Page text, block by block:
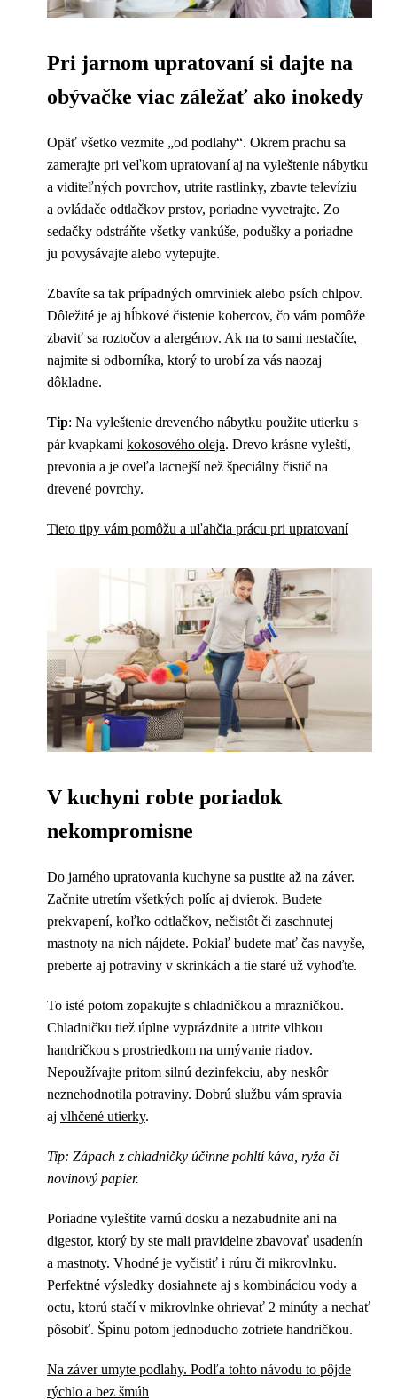
Pri jarnom upratovaní si dajte na
obývačke viac záležať ako inokedy
Opäť všetko vezmite „od podlahy“. Okrem prachu sa
zamerajte pri veľkom upratovaní aj na vyleštenie nábytku
a viditeľných povrchov, utrite rastlinky, zbavte televíziu
a ovládače odtlačkov prstov, poriadne vyvetrajte. Zo
sedačky odstráňte všetky vankúše, podušky a poriadne
ju povysávajte alebo vytepujte.
Zbavíte sa tak prípadných omrviniek alebo psích chlpov.
Dôležité je aj hĺbkové čistenie kobercov, čo vám pomôže
zbaviť sa roztočov a alergénov. Ak na to sami nestačíte,
najmite si odborníka, ktorý to urobí za vás naozaj
dôkladne.
Tip: Na vyleštenie dreveného nábytku použite utierku s
pár kvapkami kokosového oleja. Drevo krásne vyleští,
prevonia a je oveľa lacnejší než špeciálny čistič na
drevené povrchy.
Tieto tipy vám pomôžu a uľahčia prácu pri upratovaní
V kuchyni robte poriadok
nekompromisne
Do jarného upratovania kuchyne sa pustite až na záver.
Začnite utretím všetkých políc aj dvierok. Budete
prekvapení, koľko odtlačkov, nečistôt či zaschnutej
mastnoty na nich nájdete. Pokiaľ budete mať čas navyše,
preberte aj potraviny v skrinkách a tie staré už vyhoďte.
To isté potom zopakujte s chladničkou a mrazničkou.
Chladničku tiež úplne vyprázdnite a utrite vlhkou
handričkou s prostriedkom na umývanie riadov.
Nepoužívajte pritom silnú dezinfekciu, aby neskôr
neznehodnotila potraviny. Dobrú službu vám spravia
aj vlhčené utierky.
Tip: Zápach z chladničky účinne pohltí káva, ryža či
novinový papier.
Poriadne vyleštite varnú dosku a nezabudnite ani na
digestor, ktorý by ste mali pravidelne zbavovať usadenín
a mastnoty. Vhodné je vyčistiť i rúru či mikrovlnku.
Perfektné výsledky dosiahnete aj s kombináciou vody a
octu, ktorú stačí v mikrovlnke ohrievať 2 minúty a nechať
pôsobiť. Špinu potom jednoducho zotriete handričkou.
Na záver umyte podlahy. Podľa tohto návodu to pôjde
rýchlo a bez šmúh